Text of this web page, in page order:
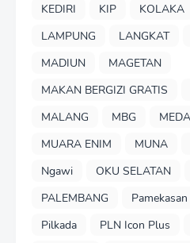
KEDIRI
KIP KOLAKA
LAMPUNG
LANGKAT
MADIUN
MAGETAN
MAKAN BERGIZI GRATIS
MALANG
MBG
MUARA ENIM
MUNA
Ngawi
OKU SELATAN
PALEMBANG
Pamekasan
Pilkada
PLN Icon Plus